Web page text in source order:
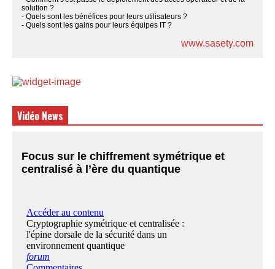
solution ?
- Quels sont les bénéfices pour leurs utilisateurs ?
- Quels sont les gains pour leurs équipes IT ?
www.sasety.com
Vidéo News
Focus sur le chiffrement symétrique et
centralisé à l’ère du quantique